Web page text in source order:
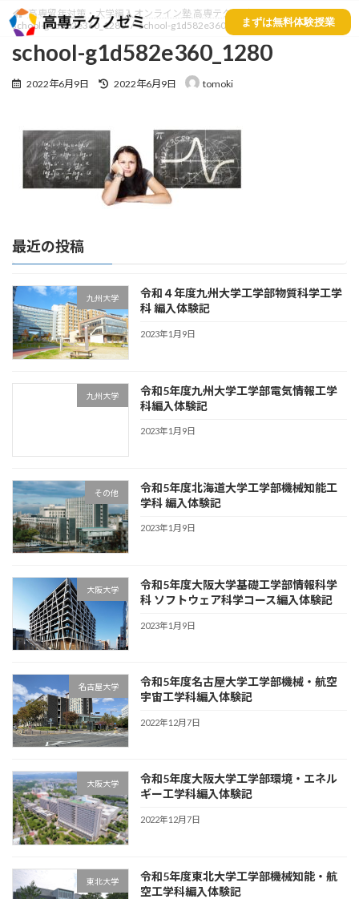
まずは無料体験授業
高専留年対策・大学編入オンライン塾 高専テクノゼミ
school-g1d582e360_1280
school-g1d582e360_1280
school-g1d582e360_1280
2022年6月9日 2022年6月9日 tomoki
最近の投稿
九州大学
令和４年度九州大学工学部物質科学工学
科 編入体験記
2023年1月9日
九州大学
令和5年度九州大学工学部電気情報工学
科編入体験記
2023年1月9日
その他
令和5年度北海道大学工学部機械知能工
学科 編入体験記
2023年1月9日
大阪大学
令和5年度大阪大学基礎工学部情報科学
科 ソフトウェア科学コース編入体験記
2023年1月9日
名古屋大学
令和5年度名古屋大学工学部機械・航空
宇宙工学科編入体験記
2022年12月7日
大阪大学
令和5年度大阪大学工学部環境・エネル
ギー工学科編入体験記
2022年12月7日
東北大学
令和5年度東北大学工学部機械知能・航
空工学科編入体験記